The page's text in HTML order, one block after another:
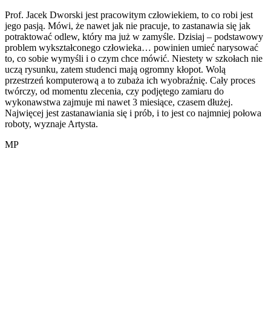
Prof. Jacek Dworski jest pracowitym człowiekiem, to co robi jest
jego pasją. Mówi, że nawet jak nie pracuje, to zastanawia się jak
potraktować odlew, który ma już w zamyśle. Dzisiaj – podstawowy
problem wykształconego człowieka… powinien umieć narysować
to, co sobie wymyśli i o czym chce mówić. Niestety w szkołach nie
uczą rysunku, zatem studenci mają ogromny kłopot. Wolą
przestrzeń komputerową a to zubaża ich wyobraźnię. Cały proces
twórczy, od momentu zlecenia, czy podjętego zamiaru do
wykonawstwa zajmuje mi nawet 3 miesiące, czasem dłużej.
Najwięcej jest zastanawiania się i prób, i to jest co najmniej połowa
roboty, wyznaje Artysta.
MP